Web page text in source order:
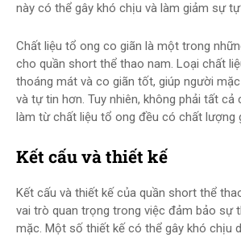
này có thể gây khó chịu và làm giảm sự
Chất liệu tổ ong co giãn là một trong
cho quần short thể thao nam. Loại chất
thoáng mát và co giãn tốt, giúp người
và tự tin hơn. Tuy nhiên, không phải tất
làm từ chất liệu tổ ong đều có chất lượng
Kết cấu và thiết kế
Kết cấu và thiết kế của quần short thể
vai trò quan trọng trong việc đảm bảo sự
mặc. Một số thiết kế có thể gây khó chịu